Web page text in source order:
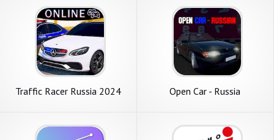
Traffic Racer Russia 2024 Open Car - Russia